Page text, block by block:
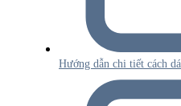
Hướng dẫn chi tiết cách